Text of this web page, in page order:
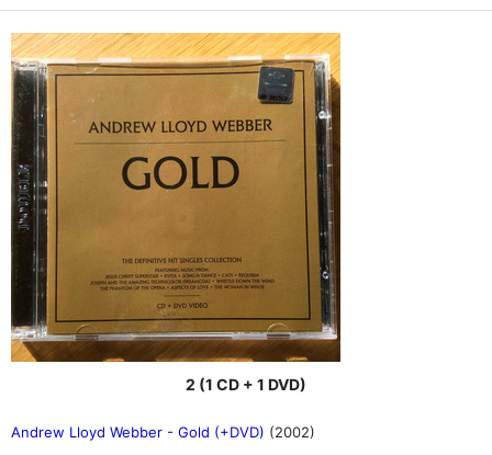
2 (1 CD + 1 DVD)
Andrew Lloyd Webber - Gold (+DVD) (2002)